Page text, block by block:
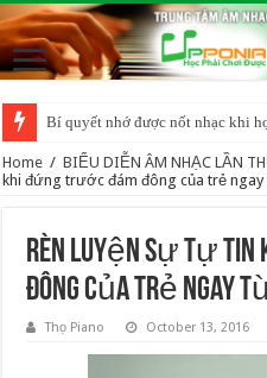
Bí quyết nhớ được nốt nhạc khi
Home / BIỂU DIỄN ÂM NHẠC LẦN
khi đứng trước đám đông của trẻ
Rèn luyện sự tự tin
đông của trẻ ngay
Thọ Piano October 13, 2016